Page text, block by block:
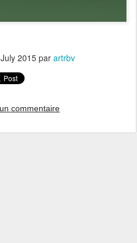
2015par artrbv
commentaire